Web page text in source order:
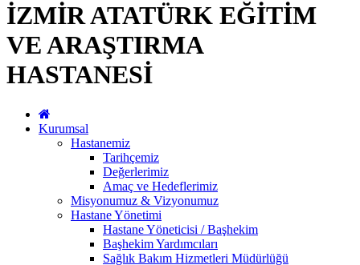
İZMİR ATATÜRK EĞİTİM
VE ARAŞTIRMA
HASTANESİ
Kurumsal
Hastanemiz
Tarihçemiz
Değerlerimiz
Amaç ve Hedeflerimiz
Misyonumuz & Vizyonumuz
Hastane Yönetimi
Hastane Yöneticisi / Başhekim
Başhekim Yardımcıları
Sağlık Bakım Hizmetleri Müdürlüğü